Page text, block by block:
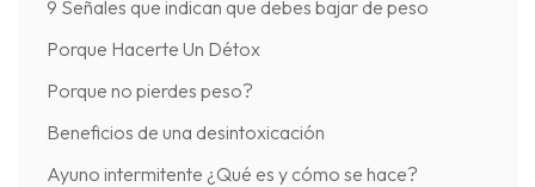
9 Señales que indican que debes bajar de peso
Porque Hacerte Un Détox
Porque no pierdes peso?
Beneficios de una desintoxicación
Ayuno intermitente ¿Qué es y cómo se hace?